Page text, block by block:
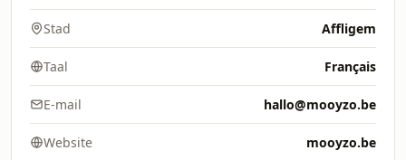
Stad Affligem
Taal Français
E-mail hallo@mooyzo.be
Website mooyzo.be